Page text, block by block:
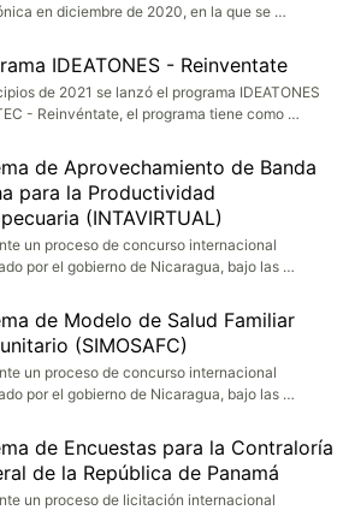
en diciembre de 2020, en la que se …
IDEATONES - Reinventate
de 2021 se lanzó el programa IDEATONES
- Reinvéntate, el programa tiene como …
de Aprovechamiento de Banda
para la Productividad
(INTAVIRTUAL)
un proceso de concurso internacional
por el gobierno de Nicaragua, bajo las …
de Modelo de Salud Familiar
(SIMOSAFC)
un proceso de concurso internacional
por el gobierno de Nicaragua, bajo las …
de Encuestas para la Contraloría
de la República de Panamá
un proceso de licitación internacional